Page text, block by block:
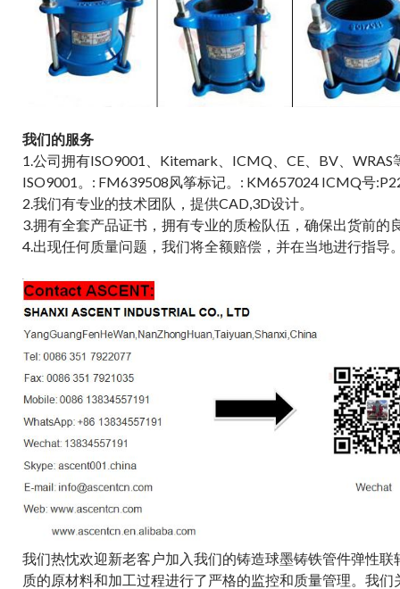
我们的服务
1.公司拥有ISO9001、Kitemark、ICMQ、CE、BV、WRAS
ISO9001。: FM639508风筝标记。: KM657024 ICMQ号
2.我们有专业的技术团队，提供CAD,3D设计。
3.拥有全套产品证书，拥有专业的质检队伍，确保出货前的
4.出现任何质量问题，我们将全额赔偿，并在当地进行指导
我们热忱欢迎新老客户加入我们的铸造球墨铸铁管件弹性联
质的原材料和加工过程进行了严格的监控和质量管理。我们